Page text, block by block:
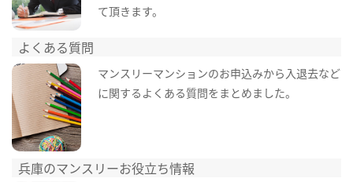
て頂きます。
よくある質問
マンスリーマンションのお申込みから入退去など
に関するよくある質問をまとめました。
兵庫のマンスリーお役立ち情報